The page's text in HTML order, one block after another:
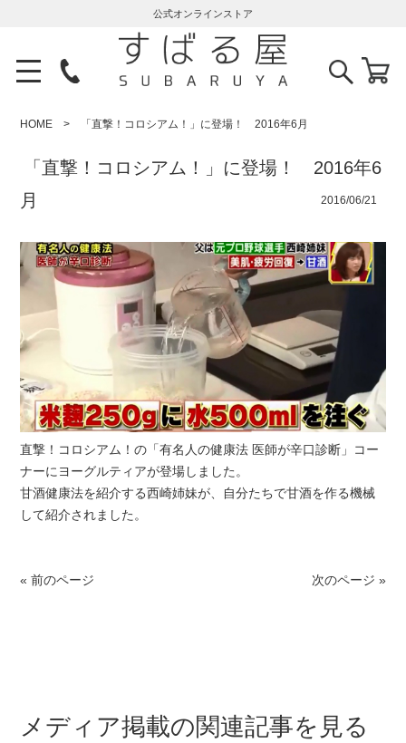
公式オンラインストア
HOME 「直撃！コロシアム！」に登場！ 2016年6月
「直撃！コロシアム！」に登場！ 2016年6
月
2016/06/21
直撃！コロシアム！の「有名人の健康法 医師が辛口診断」コー
ナーにヨーグルティアが登場しました。
甘酒健康法を紹介する西崎姉妹が、自分たちで甘酒を作る機械
して紹介されました。
« 前のページ 次のページ »
メディア掲載の関連記事を見る